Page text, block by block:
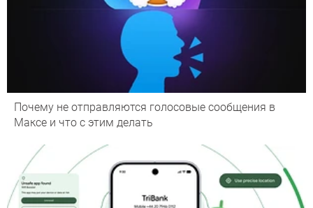
Почему не отправляются голосовые сообщения в
Максе и что с этим делать